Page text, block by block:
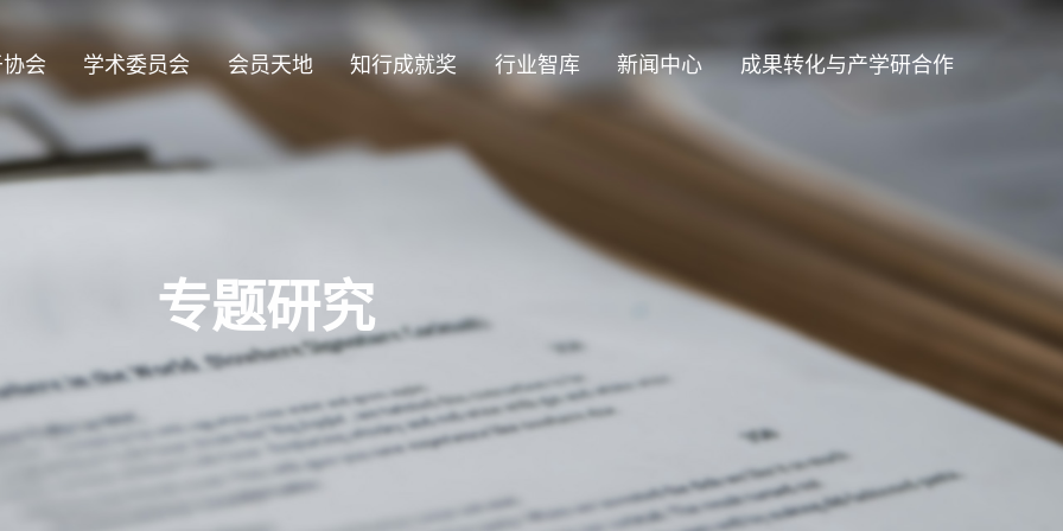
会 学术委员会 会员天地 知行成就奖 行业智库 新闻中心 成果转化与产学研合作
专题研究